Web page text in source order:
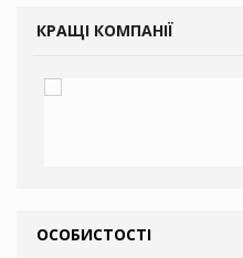
КРАЩІ КОМПАНІЇ
ОСОБИСТОСТІ